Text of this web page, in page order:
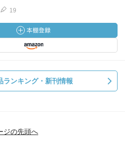
19
ランキング・新刊情報
ジの先頭へ